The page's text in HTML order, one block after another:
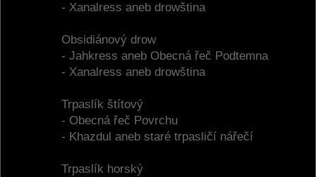
- Xanalress aneb drowština
Obsidiánový drow
- Jahkress aneb Obecná řeč Podtemna
- Xanalress aneb drowština
Trpaslík štítový
- Obecná řeč Povrchu
- Khazdul aneb staré trpasličí nářečí
Trpaslík horský